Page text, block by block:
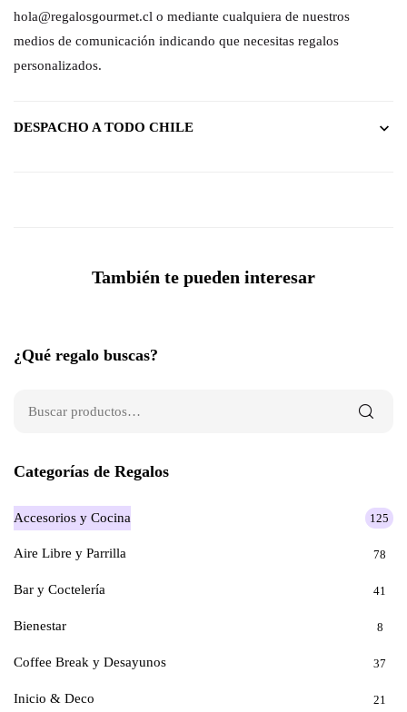
hola@regalosgourmet.cl o mediante cualquiera de nuestros
medios de comunicación indicando que necesitas regalos
personalizados.
DESPACHO A TODO CHILE
También te pueden interesar
¿Qué regalo buscas?
Categorías de Regalos
Accesorios y Cocina 125
Aire Libre y Parrilla 78
Bar y Coctelería 41
Bienestar 8
Coffee Break y Desayunos 37
Inicio & Deco 21